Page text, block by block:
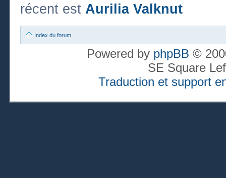
récent est Aurilia Valknut
Index du forum
Powered by phpBB ©
SE Square
Traduction et support